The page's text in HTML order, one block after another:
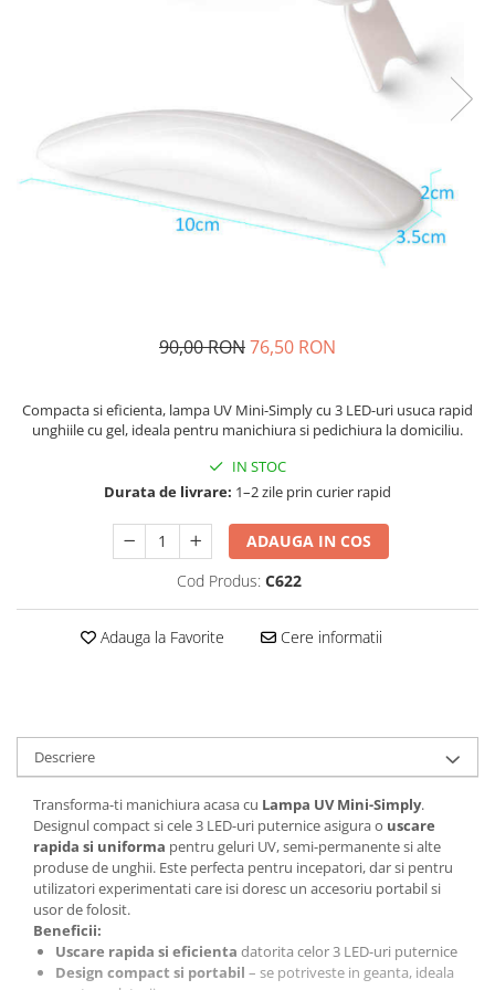
90,00 RON76,50 RON
Compacta si eficienta, lampa UV Mini-Simply cu 3 LED-uri usuca rapid
unghiile cu gel, ideala pentru manichiura si pedichiura la domiciliu.
IN STOC
Durata de livrare: 1–2 zile prin curier rapid
ADAUGA IN COS
Cod Produs: C622
Adauga la Favorite Cere informatii
Descriere
Transforma-ti manichiura acasa cu Lampa UV Mini-Simply.
Designul compact si cele 3 LED-uri puternice asigura o uscare
rapida si uniforma pentru geluri UV, semi-permanente si alte
produse de unghii. Este perfecta pentru incepatori, dar si pentru
utilizatori experimentati care isi doresc un accesoriu portabil si
usor de folosit.
Beneficii:
Uscare rapida si eficienta datorita celor 3 LED-uri puternice
Design compact si portabil – se potriveste in geanta, ideala